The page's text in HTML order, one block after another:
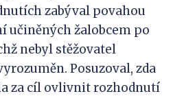
zabýval povahou
učiněných žalobcem po
nebyl stěžovatel
Posuzoval, zda
za cíl ovlivnit rozhodnutí